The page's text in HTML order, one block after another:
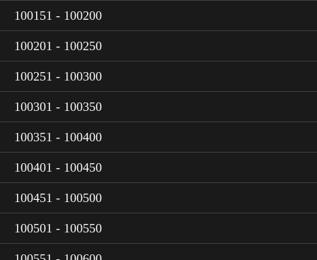
100151 - 100200
100201 - 100250
100251 - 100300
100301 - 100350
100351 - 100400
100401 - 100450
100451 - 100500
100501 - 100550